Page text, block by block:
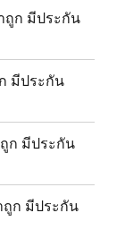
ถูก มีประกัน
มีประกัน
ก มีประกัน
ถูก มีประกัน